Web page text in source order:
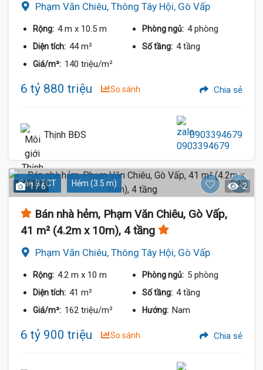
Phạm Văn Chiêu, Thông Tây Hội, Gò Vấp
Rộng: 4 m x 10.5 m Phòng ngủ: 4 phòng
Diện tích: 44 m² Số tầng: 4 tầng
Giá/m²: 140 triệu/m²
6 tỷ 880 triệu So sánh Chia sẻ
Thịnh BĐS 0903394679
Sàn BTCT Hẻm (3.5 m)
1 / 6 2
Bán nhà hẻm, Phạm Văn Chiêu, Gò Vấp,
41 m² (4.2m x 10m), 4 tầng
Phạm Văn Chiêu, Thông Tây Hội, Gò Vấp
Rộng: 4.2 m x 10 m Phòng ngủ: 5 phòng
Diện tích: 41 m² Số tầng: 4 tầng
Giá/m²: 162 triệu/m² Hướng: Nam
6 tỷ 900 triệu So sánh Chia sẻ